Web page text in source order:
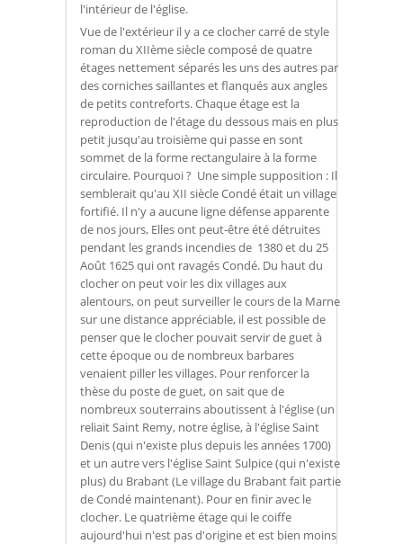
l'intérieur de l'église.
Vue de l'extérieur il y a ce clocher carré de style
roman du XIIème siècle composé de quatre
étages nettement séparés les uns des autres par
des corniches saillantes et flanqués aux angles
de petits contreforts. Chaque étage est la
reproduction de l'étage du dessous mais en plus
petit jusqu'au troisième qui passe en sont
sommet de la forme rectangulaire à la forme
circulaire. Pourquoi ? Une simple supposition : Il
semblerait qu'au XII siècle Condé était un village
fortifié. Il n'y a aucune ligne défense apparente
de nos jours, Elles ont peut-être été détruites
pendant les grands incendies de 1380 et du 25
Août 1625 qui ont ravagés Condé. Du haut du
clocher on peut voir les dix villages aux
alentours, on peut surveiller le cours de la Marne
sur une distance appréciable, il est possible de
penser que le clocher pouvait servir de guet à
cette époque ou de nombreux barbares
venaient piller les villages. Pour renforcer la
thèse du poste de guet, on sait que de
nombreux souterrains aboutissent à l'église (un
reliait Saint Remy, notre église, à l'église Saint
Denis (qui n'existe plus depuis les années 1700)
et un autre vers l'église Saint Sulpice (qui n'existe
plus) du Brabant (Le village du Brabant fait partie
de Condé maintenant). Pour en finir avec le
clocher. Le quatrième étage qui le coiffe
aujourd'hui n'est pas d'origine et est bien moins